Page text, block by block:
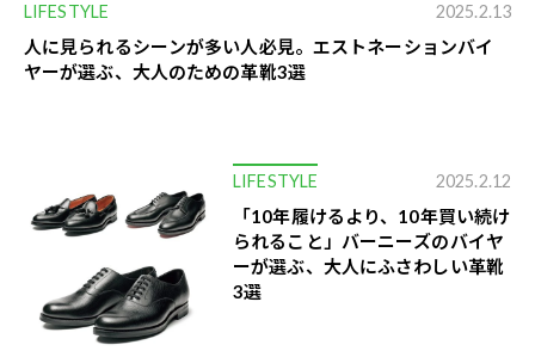
LIFESTYLE 2025.2.13
人に見られるシーンが多い人必見。エストネーションバイ
ヤーが選ぶ、大人のための革靴3選
LIFESTYLE 2025.2.12
「10年履けるより、10年買い続け
られること」バーニーズのバイヤ
ーが選ぶ、大人にふさわしい革靴
3選